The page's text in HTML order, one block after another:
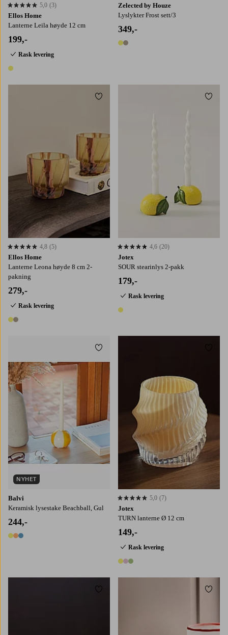
Ellos Home
Lanterne Leila høyde 12 cm
199,-
Rask levering
1 farge
5,0 basert på 3 karaktergivninger
5,0 (3)
Zelected by Houze
Lyslykter Frost sett/3
349,-
2 farger
Ellos Home
Lanterne Leona høyde 8 cm 2-
pakning
279,-
Rask levering
2 farger
4,8 basert på 5 karaktergivninger
4,8 (5)
Legg til favoritter
Jotex
SOUR stearinlys 2-pakk
179,-
Rask levering
1 farge
4,6 basert på 20 karaktergivninger
4,6 (20)
Balvi
Keramisk lysestake Beachball, Gul
244,-
3 farger
NYHET
Legg til favoritter
Jotex
TURN lanterne Ø 12 cm
149,-
Rask levering
3 farger
5,0 basert på 7 karaktergivninger
5,0 (7)
Legg til favoritter